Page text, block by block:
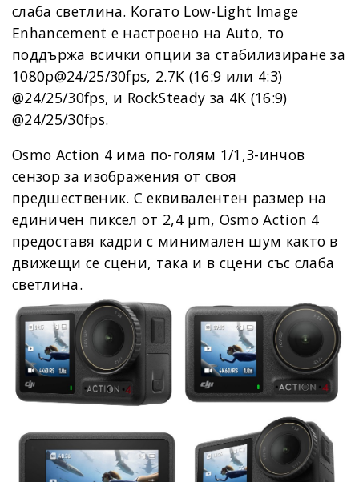
слаба светлина. Kогато Low-Light Image
Enhancement е настроено на Auto, то
поддържа всички опции за стабилизиране за
1080p@24/25/30fps, 2.7K (16:9 или 4:3)
@24/25/30fps, и RockSteady за 4K (16:9)
@24/25/30fps.
Osmo Action 4 има по-голям 1/1,3-инчов
сензор за изображения от своя
предшественик. С еквивалентен размер на
единичен пиксел от 2,4 μm, Osmo Action 4
предоставя кадри с минимален шум както в
движещи се сцени, така и в сцени със слаба
светлина.